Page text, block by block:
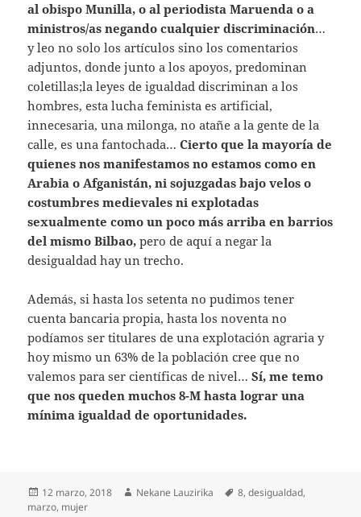
al obispo Munilla, o al periodista Maruenda o a
ministros/as negando cualquier discriminación…
y leo no solo los artículos sino los comentarios
adjuntos, donde junto a los apoyos, predominan
coletillas;la leyes de igualdad discriminan a los
hombres, esta lucha feminista es artificial,
innecesaria, una milonga, no atañe a la gente de la
calle, es una fantochada… Cierto que la mayoría de
quienes nos manifestamos no estamos como en
Arabia o Afganistán, ni sojuzgadas bajo velos o
costumbres medievales ni explotadas
sexualmente como un poco más arriba en barrios
del mismo Bilbao, pero de aquí a negar la
desigualdad hay un trecho.
Además, si hasta los setenta no pudimos tener
cuenta bancaria propia, hasta los noventa no
podíamos ser titulares de una explotación agraria y
hoy mismo un 63% de la población cree que no
valemos para ser científicas de nivel…Sí, me temo
que nos queden muchos 8-M hasta lograr una
mínima igualdad de oportunidades.
Publicado
el
12 marzo, 2018 Autor
Nekane Lauzirika Etiquetas
8,desigualdad,
marzo, mujer